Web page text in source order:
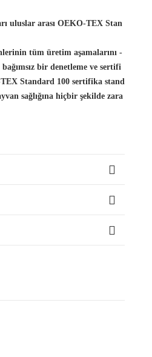
uluslar arası OEKO-TEX Stan
tüm üretim aşamalarını -
bir denetleme ve sertifi
Standard 100 sertifika stand
sağlığına hiçbir şekilde zara